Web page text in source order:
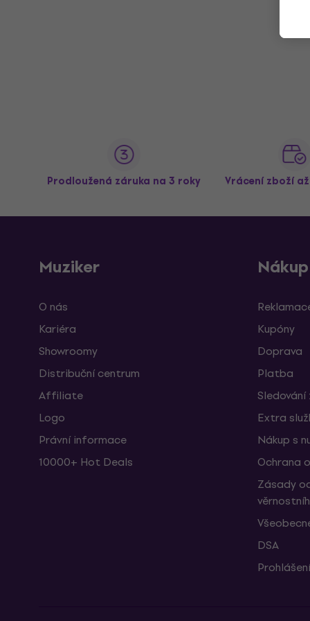
Prodloužená záruka na 3 roky Vrácení zboží
Muziker
O nás
Kariéra
Showroomy
Distribuční centrum
Affiliate
Logo
Právní informace
10000+ Hot Deals
Nákup
Kupóny
Doprava
Platba
Sledování
Extra
Nákup s
Ochrana
Zásady
DSA